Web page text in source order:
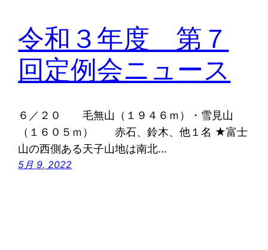
令和３年度 第７
回定例会ニュース
６／２０ 毛無山（１９４６ｍ）・雪見山
（１６０５ｍ） 赤石、鈴木、他１名 ★富士
山の西側ある天子山地は南北…
5月 9, 2022